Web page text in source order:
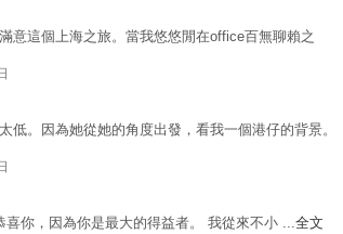
意這個上海之旅。當我悠悠閒在office百無聊賴之
。因為她從她的角度出發，看我一個港仔的背景。
你，因為你是最大的得益者。 我從來不小 ...全文